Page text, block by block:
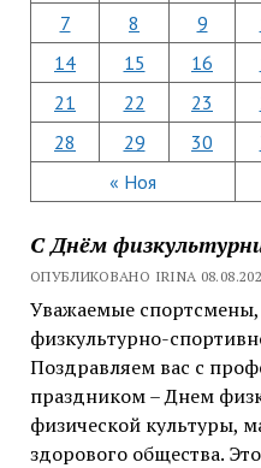
« Ноя
7
8 9
14
15 16
21
22 23
28
29 30
С Днём
ОПУБЛИКОВАНО IRINA
Уважаемые
физкультурно-
Поздравляем вас с
праздником – Днем
физической культуры,
здорового общества.